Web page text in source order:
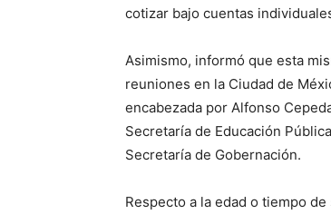
cotizar bajo cuentas
Asimismo, informó que esta
reuniones en la Ciudad de
encabezada por Alfonso
Secretaría de Educación
Secretaría de Gobernación.
Respecto a la edad o tiempo